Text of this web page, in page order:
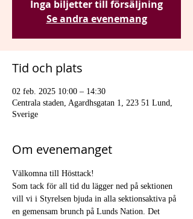
Inga biljetter till försäljning
Se andra evenemang
Tid och plats
02 feb. 2025 10:00 – 14:30
Centrala staden, Agardhsgatan 1, 223 51 Lund,
Sverige
Om evenemanget
Välkomna till Hösttack!
Som tack för all tid du lägger ned på sektionen
vill vi i Styrelsen bjuda in alla sektionsaktiva på
en gemensam brunch på Lunds Nation. Det